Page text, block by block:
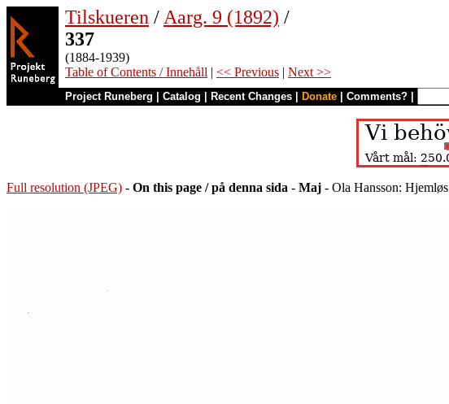
Tilskueren / Aarg. 9 (1892) /
337
(1884-1939)
Table of Contents / Innehåll | << Previous | Next >>
Project Runeberg Catalog Recent Changes Donate Comments?
Full resolution (JPEG) - On this page / på denna sida - Maj - Ola Hansson: Hjemløs